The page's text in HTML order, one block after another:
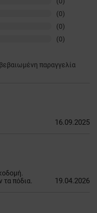
(0)
(0)
(0)
παραγγελία
16.09.2025
πόδια.
19.04.2026